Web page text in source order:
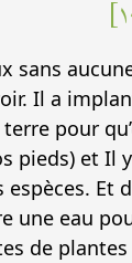
sans
Il a
pour
pieds) et Il
Et
une eau
de